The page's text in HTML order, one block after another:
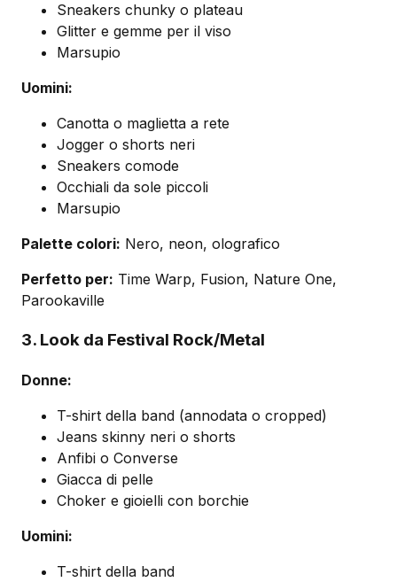
Sneakers chunky o plateau
Glitter e gemme per il viso
Marsupio
Uomini:
Canotta o maglietta a rete
Jogger o shorts neri
Sneakers comode
Occhiali da sole piccoli
Marsupio
Palette colori: Nero, neon, olografico
Perfetto per: Time Warp, Fusion, Nature One,
Parookaville
3. Look da Festival Rock/Metal
Donne:
T-shirt della band (annodata o cropped)
Jeans skinny neri o shorts
Anfibi o Converse
Giacca di pelle
Choker e gioielli con borchie
Uomini:
T-shirt della band